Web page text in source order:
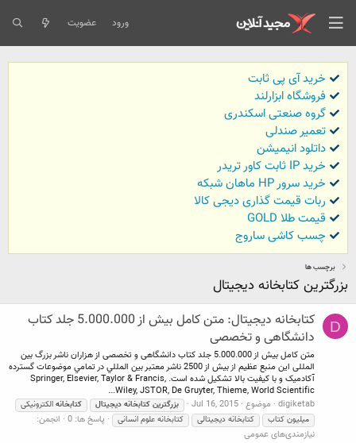
ورود عضویت
خرید آی پی ثابت
فروشگاه ابزارلند
گروه صنعتی اسکندری
تعمیر صندلی
داتلود انیمیشن
خرید IP ثابت کاور تریدر
خرید سرور HP ماهان شبکه
ربات قیمت گذاری دیجی کالا
قیمت طلا GOLD
چسب کاشی ساروج
برچسب ها
بزرگترين كتابخانه ديجيتال
D
کتابخانه دیجیتال: متن كامل بيش از 5.000.000 جلد كتاب
دانشگاهی و تخصصی
متن كامل بيش از 5.000.000 جلد كتاب دانشگاهی و تخصصی از هزاران ناشر بزرگ بين
المللی اين منبع عظيم از بيش از 2500 ناشر معتبر بين المللي در تمامي موضوعات گسترده
آکادميک و با كيفيت بالا تشکيل شده است. Springer, Elsevier, Taylor & Francis,
Wiley, JSTOR, De Gruyter, Thieme, World Scientific...
digiketab موضوع Jul 16, 2015 بزرگترين كتابخانه ديجيتال كتابخانه الكترونيكی
ميليون كتاب
کتابخانه دیجیتالی کتابخانه علوم انسانی پاسخ ها: 0
انجمن:
نیازمندی‌های عمومی